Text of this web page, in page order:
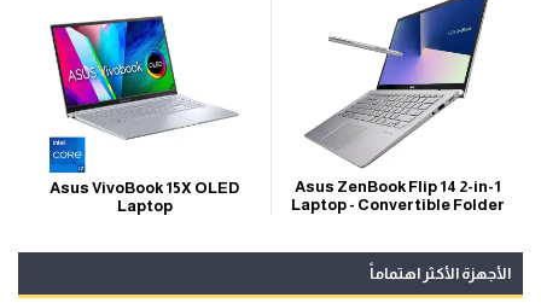
Asus ZenBook Flip 14 2-in-1
Laptop - Convertible Folder
Asus VivoBook 15X OLED
Laptop
الأجهزة الأكثر اهتماماً